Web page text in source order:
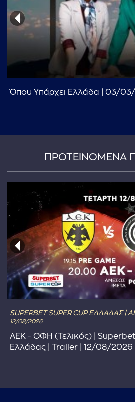
Όπου Υπάρχει Ελλάδα | 03/
ΠΡΟΤΕΙΝΟΜΕΝΑ
SUPERBET SUPER CUP ΕΛΛΑΔΑΣ
12/08/2026
ΑΕΚ - ΟΦΗ (Τελικός) |
Ελλάδας | Trailer | 12/08/2026